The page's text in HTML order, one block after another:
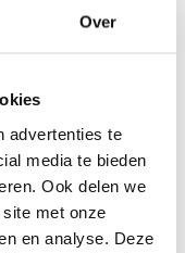
Over
advertenties te
media te bieden
Ook delen we
met onze
en analyse. Deze